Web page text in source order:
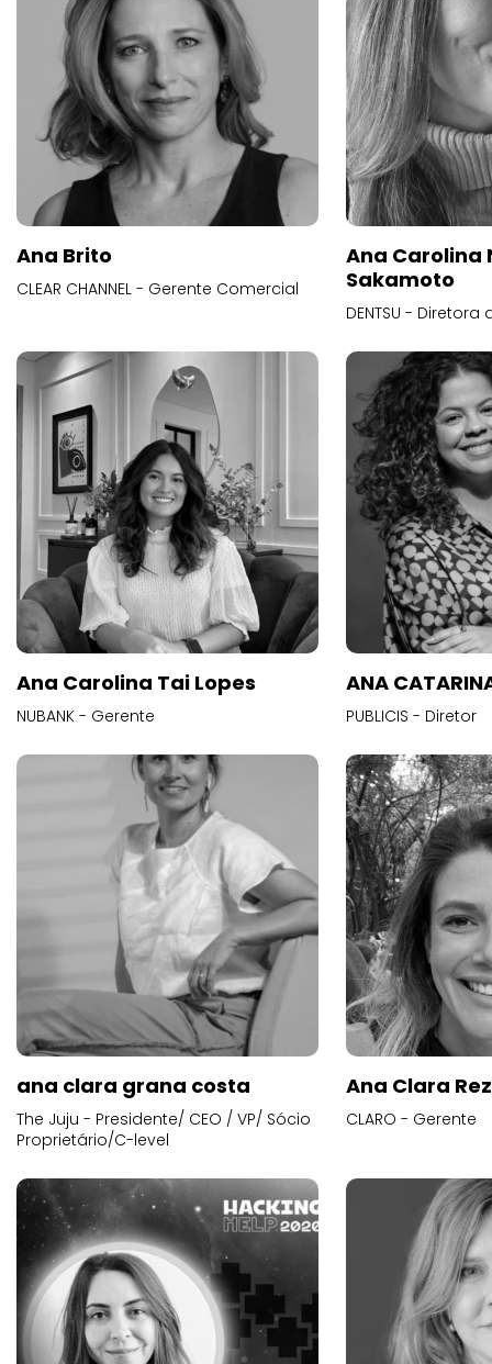
Ana Brito
CLEAR CHANNEL - Gerente Comercial
Ana Carolina
Sakamoto
DENTSU -
Ana Carolina Tai Lopes
NUBANK - Gerente
ANA
PUBLICIS - Diretor
ana clara grana costa
The Juju - Presidente/ CEO / VP/ Sócio
Proprietário/C-level
Ana Clara
CLARO - Gerente